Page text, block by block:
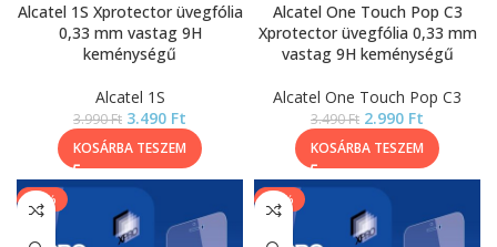
Alcatel 1S Xprotector üvegfólia
0,33 mm vastag 9H
keménységű
Alcatel 1S
3.990Ft 3.490 Ft
KOSÁRBA TESZEM
Alcatel One Touch Pop C3
Xprotector üvegfólia 0,33 mm
vastag 9H keménységű
Alcatel One Touch Pop C3
3.490Ft 2.990 Ft
KOSÁRBA TESZEM
-14% -14%